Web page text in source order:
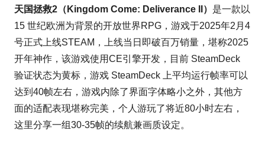
资
源
天国拯救2（Kingdom Come: Deliverance II） 是一款以
15 世纪欧洲为背景的开放世界RPG，游戏于2025年2月4
号正式上线STEAM，上线当日即破百万销量，堪称2025
开年神作，该游戏使用CE引擎开发，目前 SteamDeck
验证状态为黄标，游戏 SteamDeck 上平均运行帧率可以
达到40帧左右，游戏内除了界面字体略小之外，其他方
面的适配表现堪称完美，个人游玩了将近80小时左右，
这里分享一组30-35帧的续航兼画质设定。